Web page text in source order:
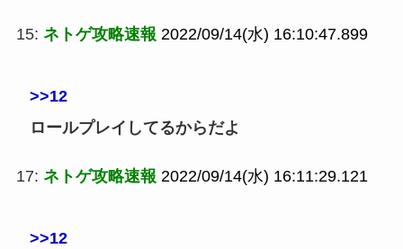
15: ネトゲ攻略速報 2022/09/14(水) 16:10:47.899
>>12
ロールプレイしてるからだよ
17: ネトゲ攻略速報 2022/09/14(水) 16:11:29.121
>>12